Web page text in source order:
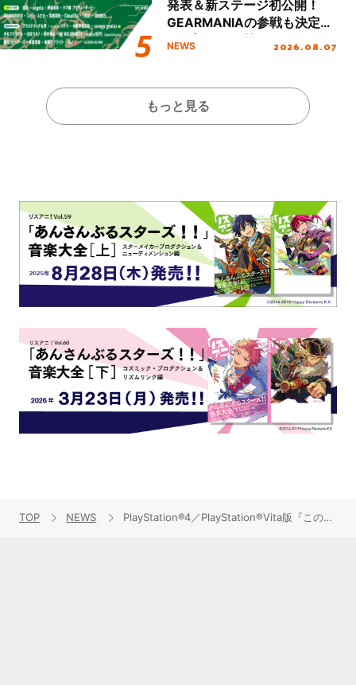
発表＆新ステージ初公開！
GEARMANIAの参戦も決定
し、初となる第3ステージの
NEWS 2026.08.07
もっと見る
TOP NEWS PlayStation®4／PlayStation®Vita版『この世の果てで恋を唄う少女YU-NO』OPテーマアーティストが佐々木恵梨に決定！OPテーマ「Recalling」は佐々木恵梨が作詞、志倉千代丸が作曲を担当！